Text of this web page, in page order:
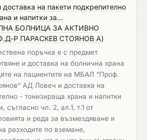
на пакети подкрепително
и напитки за...
БОЛНИЦА ЗА АКТИВНО
Р ПАРАСКЕВ СТОЯНОВ А)
поръчка е с предмет
и доставка на болнична храна
на пациентите на МБАЛ “Проф.
АД Ловеч и доставка на
- тонизираща храна и напитки
съгласно чл. 2, ал.1, т.1 от
и реда за възмездяване и
разходите по вземане,